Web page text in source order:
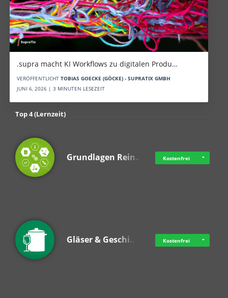
.supra macht KI Workflows zu digitalen Produ…
VERÖFFENTLICHT TOBIAS GOECKE (GÖCKE) - SUPRATIX GMBH
JUNI 6, 2026 | 3 MINUTEN LESEZEIT
Top 4 (Lernzeit)
Grundlagen Rein… Kostenfrei
Gläser & Geschi… Kostenfrei